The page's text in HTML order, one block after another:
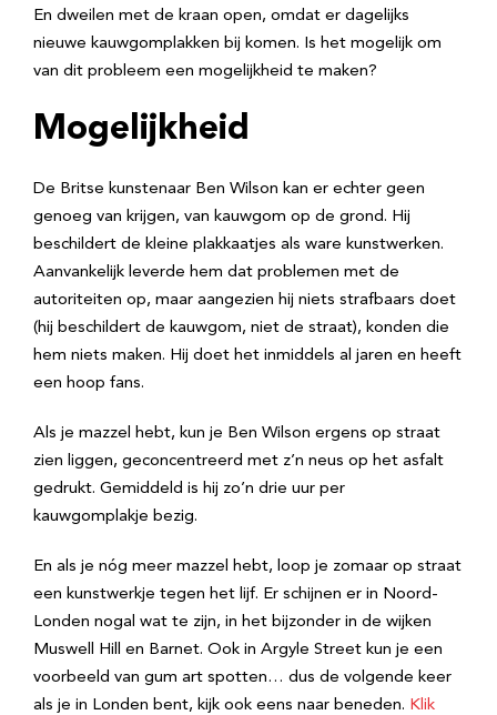
En dweilen met de kraan open, omdat er dagelijks
nieuwe kauwgomplakken bij komen. Is het mogelijk om
van dit probleem een mogelijkheid te maken?
Mogelijkheid
De Britse kunstenaar Ben Wilson kan er echter geen
genoeg van krijgen, van kauwgom op de grond. Hij
beschildert de kleine plakkaatjes als ware kunstwerken.
Aanvankelijk leverde hem dat problemen met de
autoriteiten op, maar aangezien hij niets strafbaars doet
(hij beschildert de kauwgom, niet de straat), konden die
hem niets maken. Hij doet het inmiddels al jaren en heeft
een hoop fans.
Als je mazzel hebt, kun je Ben Wilson ergens op straat
zien liggen, geconcentreerd met z’n neus op het asfalt
gedrukt. Gemiddeld is hij zo’n drie uur per
kauwgomplakje bezig.
En als je nóg meer mazzel hebt, loop je zomaar op straat
een kunstwerkje tegen het lijf. Er schijnen er in Noord-
Londen nogal wat te zijn, in het bijzonder in de wijken
Muswell Hill en Barnet. Ook in Argyle Street kun je een
voorbeeld van gum art spotten… dus de volgende keer
als je in Londen bent, kijk ook eens naar beneden. Klik